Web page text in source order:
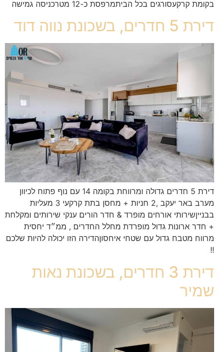
בקומת קרקעסורגים בכל הביתמרפסת כ-12 מטרכניסה גמישה
דירת 5 חדרים, בשכונת נווה דוד
דירת 5 חדרים גדולה ומרווחת בקומה 14 עם נוף פתוח לכיוון
מערב באר יעקב ,2 חניות + מחסן בתת קרקעי 3 מעליות
בבנייןשירותי אורחים מופרד & חדר הורים ענקי שירותים ומקלחת
+ חדר ארונות גדול מופרדת מחלל החדרים , ממ״ד יחסית
מרווח מטבח גדול עם שטחי איחסוןהדירה הזו יכולה להיות שלכם
!!
דירת 3 חדרים, בשכונת נאות
שמיר